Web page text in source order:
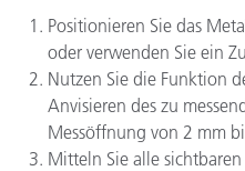
Positionieren Sie das
oder verwenden Sie ein
Nutzen Sie die Funktion
Anvisieren des zu
Messöffnung von 2 mm
Mitteln Sie alle